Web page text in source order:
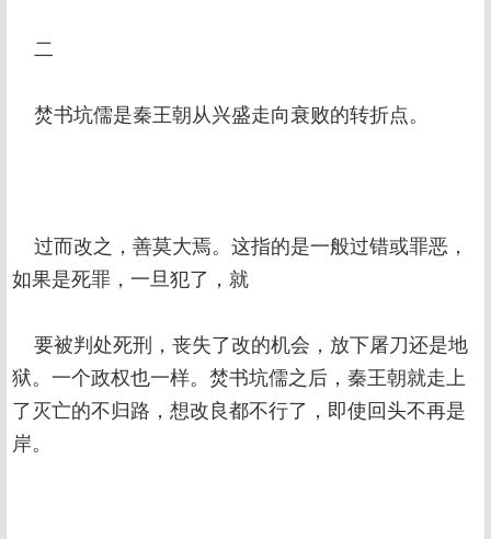
二
焚书坑儒是秦王朝从兴盛走向衰败的转折点。
过而改之，善莫大焉。这指的是一般过错或罪恶，
如果是死罪，一旦犯了，就
要被判处死刑，丧失了改的机会，放下屠刀还是地
狱。一个政权也一样。焚书坑儒之后，秦王朝就走上
了灭亡的不归路，想改良都不行了，即使回头不再是
岸。